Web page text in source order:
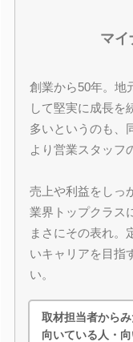
マイ
創業から50年。地
して堅実に成長を
多いというのも、
より営業スタッフ
売上や利益をしっ
業界トップクラス
まさにその表れ。
いキャリアを目指
い。
取材担当者から
向いている人・